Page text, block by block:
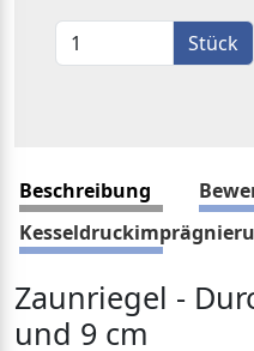
Stück
Beschreibung
Zaunriegel -
und 9 cm